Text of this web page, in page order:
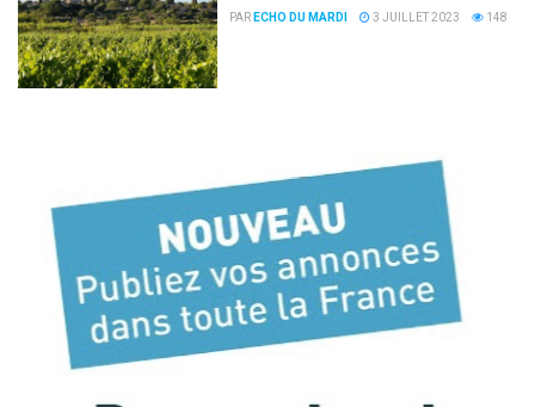
PAR ECHO DU MARDI 3 JUILLET 2023 148